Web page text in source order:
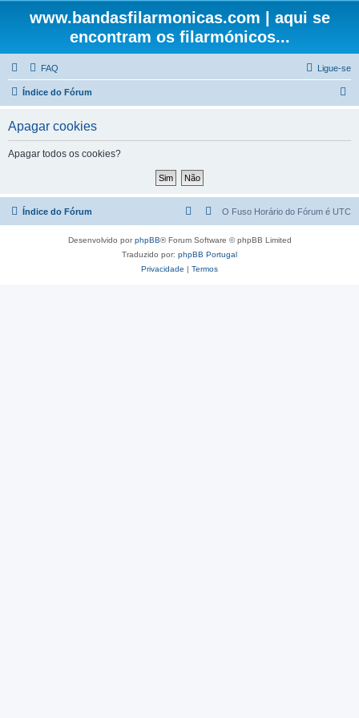
www.bandasfilarmonicas.com | aqui se
encontram os filarmónicos...
FAQ Ligue-se
Índice do Fórum
a
Apagar cookies
Apagar todos os cookies?
Índice do Fórum O Fuso Horário do Fórum é UTC
Desenvolvido porphpBB® Forum Software © phpBB Limited
Traduzido por: phpBB Portugal
Privacidade | Termos